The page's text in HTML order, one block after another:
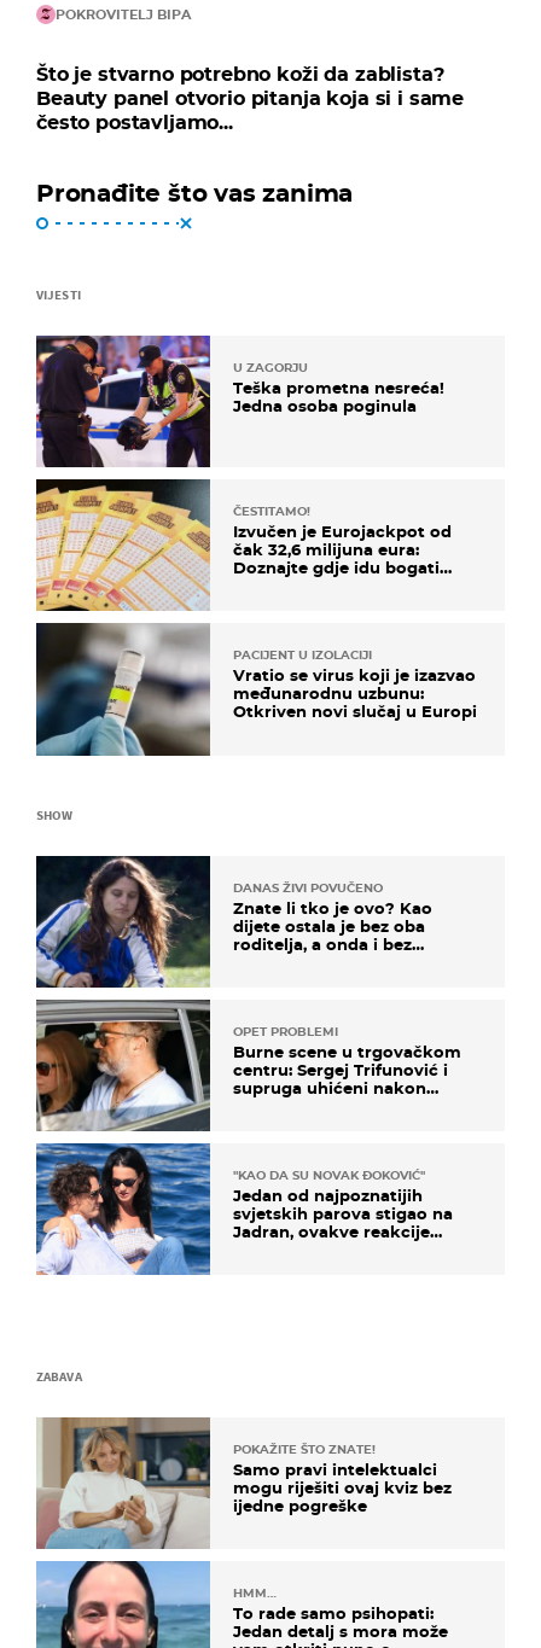
POKROVITELJ BIPA
Što je stvarno potrebno koži da zablista?
Beauty panel otvorio pitanja koja si i same
često postavljamo...
Pronađite što vas zanima
VIJESTI
U ZAGORJU
Teška prometna nesreća!
Jedna osoba poginula
ČESTITAMO!
Izvučen je Eurojackpot od
čak 32,6 milijuna eura:
Doznajte gdje idu bogati
PACIJENT U IZOLACIJI
Vratio se virus koji je izazvao
međunarodnu uzbunu:
Otkriven novi slučaj u Europi
SHOW
DANAS ŽIVI POVUČENO
Znate li tko je ovo? Kao
dijete ostala je bez oba
roditelja, a onda i bez
OPET PROBLEMI
Burne scene u trgovačkom
centru: Sergej Trifunović i
supruga uhićeni nakon
"KAO DA SU NOVAK ĐOKOVIĆ"
Jedan od najpoznatijih
svjetskih parova stigao na
Jadran, ovakve reakcije
ZABAVA
POKAŽITE ŠTO ZNATE!
Samo pravi intelektualci
mogu riješiti ovaj kviz bez
ijedne pogreške
HMM…
To rade samo psihopati:
Jedan detalj s mora može